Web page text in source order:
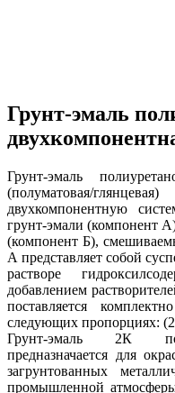
Грунт-эмаль
Грунт-эмаль
(полуматовая/
двухкомпонентную
грунт-эмали (компонент
(компонент Б),
А представляет собой
растворе
добавлением
поставляется
следующих пропорциях:
Грунт-эмаль 2К
предназначается для
загрунтованных
промышленной